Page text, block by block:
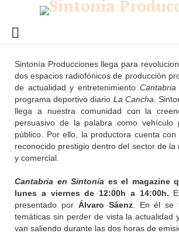
Menu
Sintonía
producciones
Sintonía Producciones llega para
dos espacios radiofónicos de producción
de actualidad y entretenimiento
programa deportivo diario La Cancha .
llega a nuestra comunidad con la
persuasivo de la palabra como vehículo
público. Por ello, la productora cuenta con
reconocido prestigio dentro del sector de la
y comercial.
Cantabria en Sintonía es el magazine
lunes a viernes de 12:00h a 14:00h.
presentado por Álvaro Sáenz. En él se
temáticas sin perder de vista la actualidad
van saliendo durante las dos horas de